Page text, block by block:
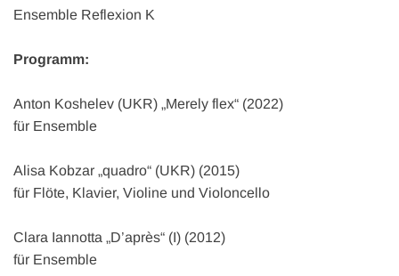
Ensemble Reflexion K
Programm:
Anton Koshelev (UKR) „Merely flex“ (2022)
für Ensemble
Alisa Kobzar „quadro“ (UKR) (2015)
für Flöte, Klavier, Violine und Violoncello
Clara Iannotta „D’après“ (I) (2012)
für Ensemble